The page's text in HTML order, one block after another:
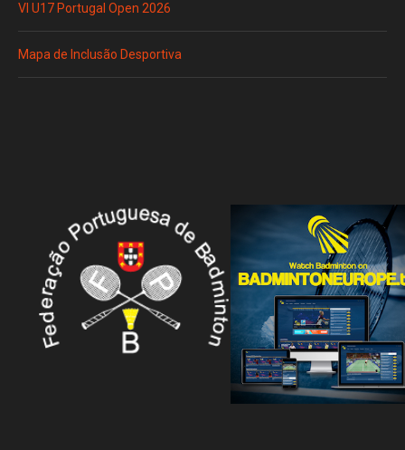
VI U17 Portugal Open 2026
Mapa de Inclusão Desportiva